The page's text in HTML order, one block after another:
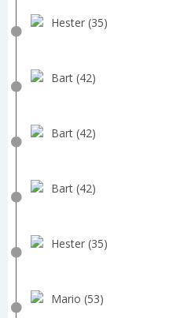
Hester (35)
Bart (42)
Bart (42)
Bart (42)
Hester (35)
Mario (53)